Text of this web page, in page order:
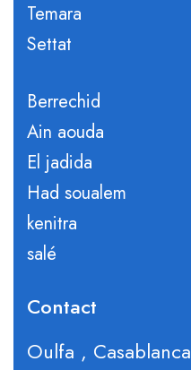
Temara
Settat
Berrechid
Ain aouda
El jadida
Had soualem
kenitra
salé
Contact
Oulfa , Casablanca